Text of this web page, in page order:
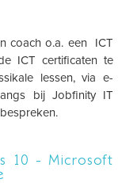
coach o.a. een ICT
ICT certificaten te
lessen, via e-
bij Jobfinity IT
10 - Microsoft